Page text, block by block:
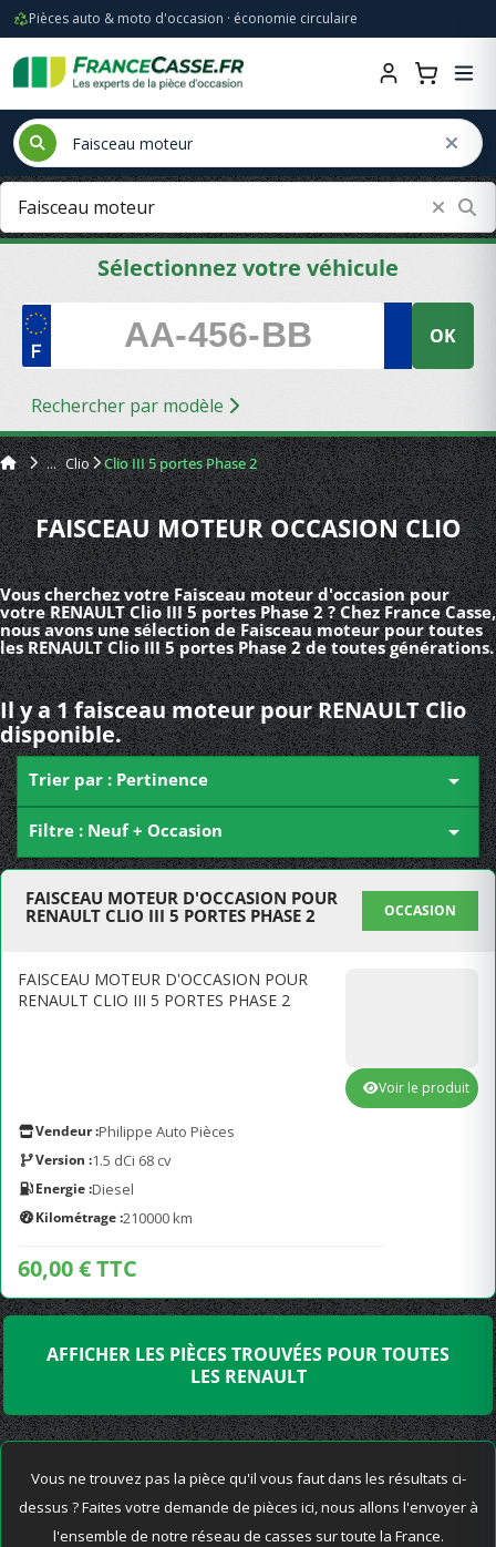
Pièces auto & moto d'occasion · économie circulaire
Sélectionnez votre véhicule
OK
Rechercher par modèle
Clio Clio III 5 portes Phase 2
FAISCEAU MOTEUR OCCASION CLIO
Vous cherchez votre Faisceau moteur d'occasion pour
votre RENAULT Clio III 5 portes Phase 2 ? Chez France Casse,
nous avons une sélection de Faisceau moteur pour toutes
les RENAULT Clio III 5 portes Phase 2 de toutes générations.
Il y a 1 faisceau moteur pour RENAULT Clio
disponible.
Trier par : Pertinence 
Filtre : Neuf + Occasion 
FAISCEAU MOTEUR D'OCCASION POUR
RENAULT CLIO III 5 PORTES PHASE 2
OCCASION
FAISCEAU MOTEUR D'OCCASION POUR
RENAULT CLIO III 5 PORTES PHASE 2
Vendeur :Philippe Auto Pièces
Version :1.5 dCi 68 cv
Energie :Diesel
Kilométrage :210000 km
60,00 € TTC
Voir le produit
AFFICHER LES PIÈCES TROUVÉES POUR TOUTES
LES RENAULT
Vous ne trouvez pas la pièce qu'il vous faut dans les résultats ci-
dessus ? Faites votre demande de pièces ici, nous allons l'envoyer à
l'ensemble de notre réseau de casses sur toute la France.